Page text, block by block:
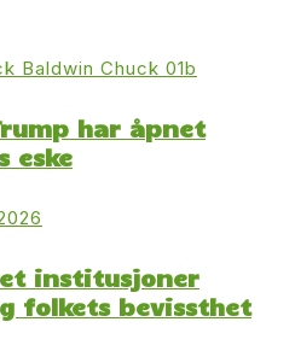
har åpnet
eske
institusjoner
folkets bevissthet